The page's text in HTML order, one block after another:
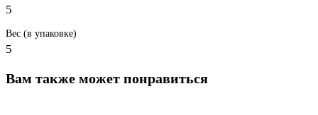
5
Вес (в упаковке)
5
Вам также может понравиться